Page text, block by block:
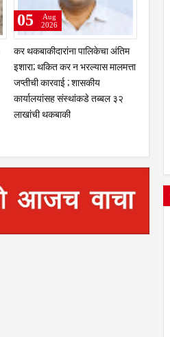
कर थकबाकीदारांना पालिकेचा अंतिम
इशारा; थकित कर न भरल्यास मालमत्ता
जप्तीची कारवाई ; शासकीय
कार्यालयांसह संस्थांकडे तब्बल ३२
लाखांची थकबाकी
05
Aug
2026